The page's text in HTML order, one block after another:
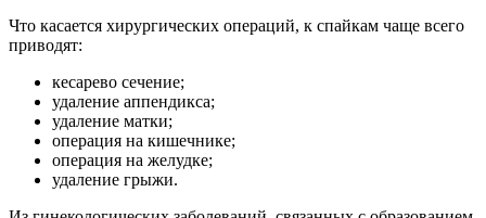
Что касается хирургических операций, к спайкам чаще всего
приводят:
кесарево сечение;
удаление аппендикса;
удаление матки;
операция на кишечнике;
операция на желудке;
удаление грыжи.